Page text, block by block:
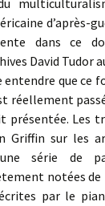
d’après-
dans ce
David Tudor
entendre que ce
réellement
présentée. Les
Griffin sur les
série de
notées
par le